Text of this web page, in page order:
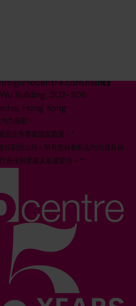
Wu Building, 302-308
Hong Kong
为最新。
及业务覆盖国家数量。*
任职的公司。所有商标和标志均为其各自
表任何隶属关系或背书。**